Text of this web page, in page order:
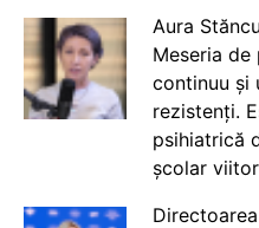
Aura
Meseria
continuu și
rezistenți.
psihiatrică
școlar